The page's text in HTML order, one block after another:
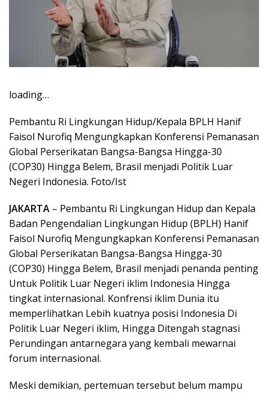
loading…
Pembantu Ri Lingkungan Hidup/Kepala BPLH Hanif
Faisol Nurofiq Mengungkapkan Konferensi Pemanasan
Global Perserikatan Bangsa-Bangsa Hingga-30
(COP30) Hingga Belem, Brasil menjadi Politik Luar
Negeri Indonesia. Foto/Ist
JAKARTA – Pembantu Ri Lingkungan Hidup dan Kepala
Badan Pengendalian Lingkungan Hidup (BPLH) Hanif
Faisol Nurofiq Mengungkapkan Konferensi Pemanasan
Global Perserikatan Bangsa-Bangsa Hingga-30
(COP30) Hingga Belem, Brasil menjadi penanda penting
Untuk Politik Luar Negeri iklim Indonesia Hingga
tingkat internasional. Konfrensi iklim Dunia itu
memperlihatkan Lebih kuatnya posisi Indonesia Di
Politik Luar Negeri iklim, Hingga Ditengah stagnasi
Perundingan antarnegara yang kembali mewarnai
forum internasional.
Meski demikian, pertemuan tersebut belum mampu